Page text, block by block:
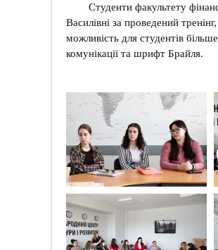
Студенти факультету
Василівні за проведений
можливість для студентів
комунікації та шрифт Брайля.